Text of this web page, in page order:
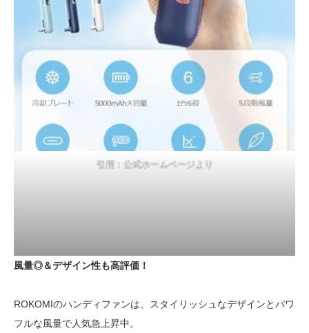
引用：公式ホームページより
風量◎＆デザイン性も高評価！
ROKOMIのハンディファンは、スタイリッシュなデザインとパワ
フルな風量で人気急上昇中。